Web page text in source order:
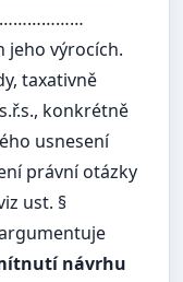
jeho výrocích.
taxativně
konkrétně
usnesení
právní otázky
ust. §
návrhu